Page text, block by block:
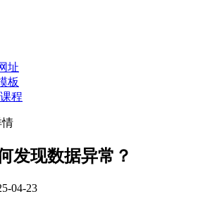
址
板
程
情
发现数据异常？
04-23